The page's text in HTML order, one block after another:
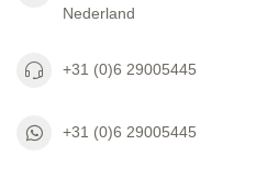
Nederland
+31 (0)6 29005445
+31 (0)6 29005445